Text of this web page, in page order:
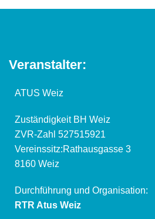
Veranstalter:
ATUS Weiz
Zuständigkeit BH Weiz
ZVR-Zahl 527515921
Vereinssitz:Rathausgasse 3
8160 Weiz
Durchführung und Organisation:
RTR Atus Weiz